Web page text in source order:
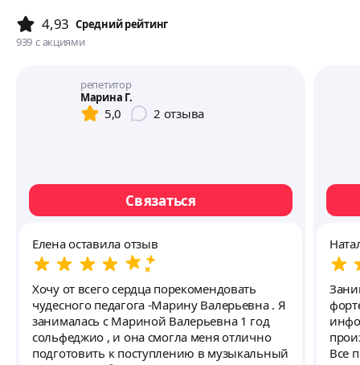
4,93 Cредний рейтинг
939 с акциями
репетитор
Марина Г.
5,0 2 отзыва
Связаться
Елена оставила отзыв
Хочу от всего сердца порекомендовать
чудесного педагога -Марину Валерьевна . Я
занималась с Мариной Валерьевна 1 год
сольфеджио , и она смогла меня отлично
подготовить к поступлению в музыкальный
Все